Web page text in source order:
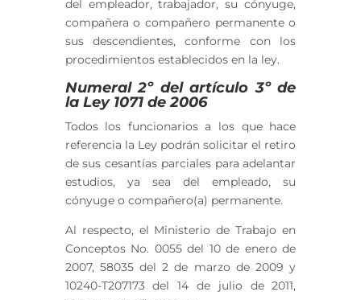
del empleador, trabajador, su cónyuge,
compañera o compañero permanente o
sus descendientes, conforme con los
procedimientos establecidos en la ley.
Numeral 2º del artículo 3º de
la Ley 1071 de 2006
Todos los funcionarios a los que hace
referencia la Ley podrán solicitar el retiro
de sus cesantías parciales para adelantar
estudios, ya sea del empleado, su
cónyuge o compañero(a) permanente.
Al respecto, el Ministerio de Trabajo en
Conceptos No. 0055 del 10 de enero de
2007, 58035 del 2 de marzo de 2009 y
10240-T207173 del 14 de julio de 2011,